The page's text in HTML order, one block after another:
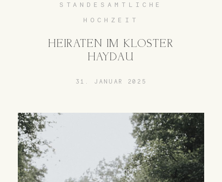
STANDESAMTLICHE
HOCHZEIT
HEIRATEN IM KLOSTER
HAYDAU
31. JANUAR 2025